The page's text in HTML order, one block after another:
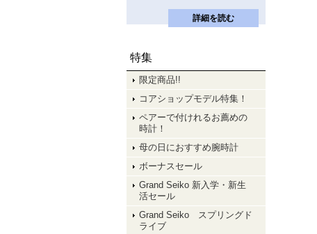
詳細を読む
特集
限定商品!!
コアショップモデル特集！
ペアーで付けれるお薦めの
時計！
母の日におすすめ腕時計
ボーナスセール
Grand Seiko 新入学・新生
活セール
Grand Seiko スプリングド
ライブ